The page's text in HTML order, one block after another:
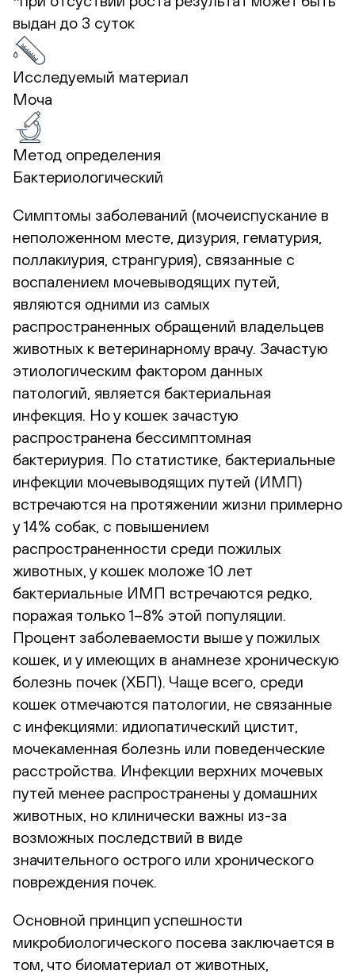
выдан до 3 суток
Исследуемый материал
Моча
Метод определения
Бактериологический
Симптомы заболеваний (мочеиспускание в
неположенном месте, дизурия, гематурия,
поллакиурия, странгурия), связанные с
воспалением мочевыводящих путей,
являются одними из самых
распространенных обращений владельцев
животных к ветеринарному врачу. Зачастую
этиологическим фактором данных
патологий, является бактериальная
инфекция. Но у кошек зачастую
распространена бессимптомная
бактериурия. По статистике, бактериальные
инфекции мочевыводящих путей (ИМП)
встречаются на протяжении жизни примерно
у 14% собак, с повышением
распространенности среди пожилых
животных, у кошек моложе 10 лет
бактериальные ИМП встречаются редко,
поражая только 1–8% этой популяции.
Процент заболеваемости выше у пожилых
кошек, и у имеющих в анамнезе хроническую
болезнь почек (ХБП). Чаще всего, среди
кошек отмечаются патологии, не связанные
с инфекциями: идиопатический цистит,
мочекаменная болезнь или поведенческие
расстройства. Инфекции верхних мочевых
путей менее распространены у домашних
животных, но клинически важны из-за
возможных последствий в виде
значительного острого или хронического
повреждения почек.
Основной принцип успешности
микробиологического посева заключается в
том, что биоматериал от животных,